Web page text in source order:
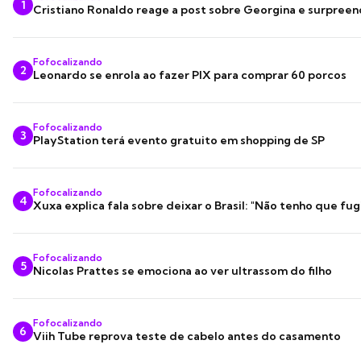
1 Cristiano Ronaldo reage a post sobre Georgina e
2
Fofocalizando
Leonardo se enrola ao fazer PIX para comprar 60 porcos
3
Fofocalizando
PlayStation terá evento gratuito em shopping de SP
4
Fofocalizando
Xuxa explica fala sobre deixar o Brasil: "Não tenho que
5
Fofocalizando
Nicolas Prattes se emociona ao ver ultrassom do filho
6
Fofocalizando
Viih Tube reprova teste de cabelo antes do casamento